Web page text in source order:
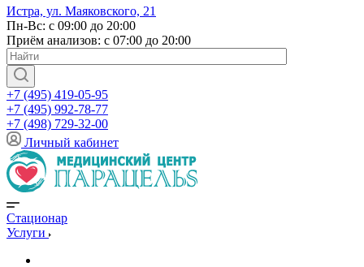
Истра, ул. Маяковского, 21
Пн-Вс: с 09:00 до 20:00
Приём анализов: с 07:00 до 20:00
+7 (495) 419-05-95
+7 (495) 992-78-77
+7 (498) 729-32-00
Личный кабинет
Стационар
Услуги